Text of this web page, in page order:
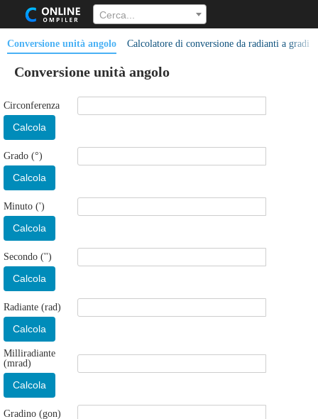
Cerca...
Conversione unità angolo Calcolatore di conversione da radianti a gradi
Conversione unità angolo
Circonferenza
Calcola
Grado (°)
Calcola
Minuto (')
Calcola
Secondo ('')
Calcola
Radiante (rad)
Calcola
Milliradiante
(mrad)
Calcola
Gradino (gon)